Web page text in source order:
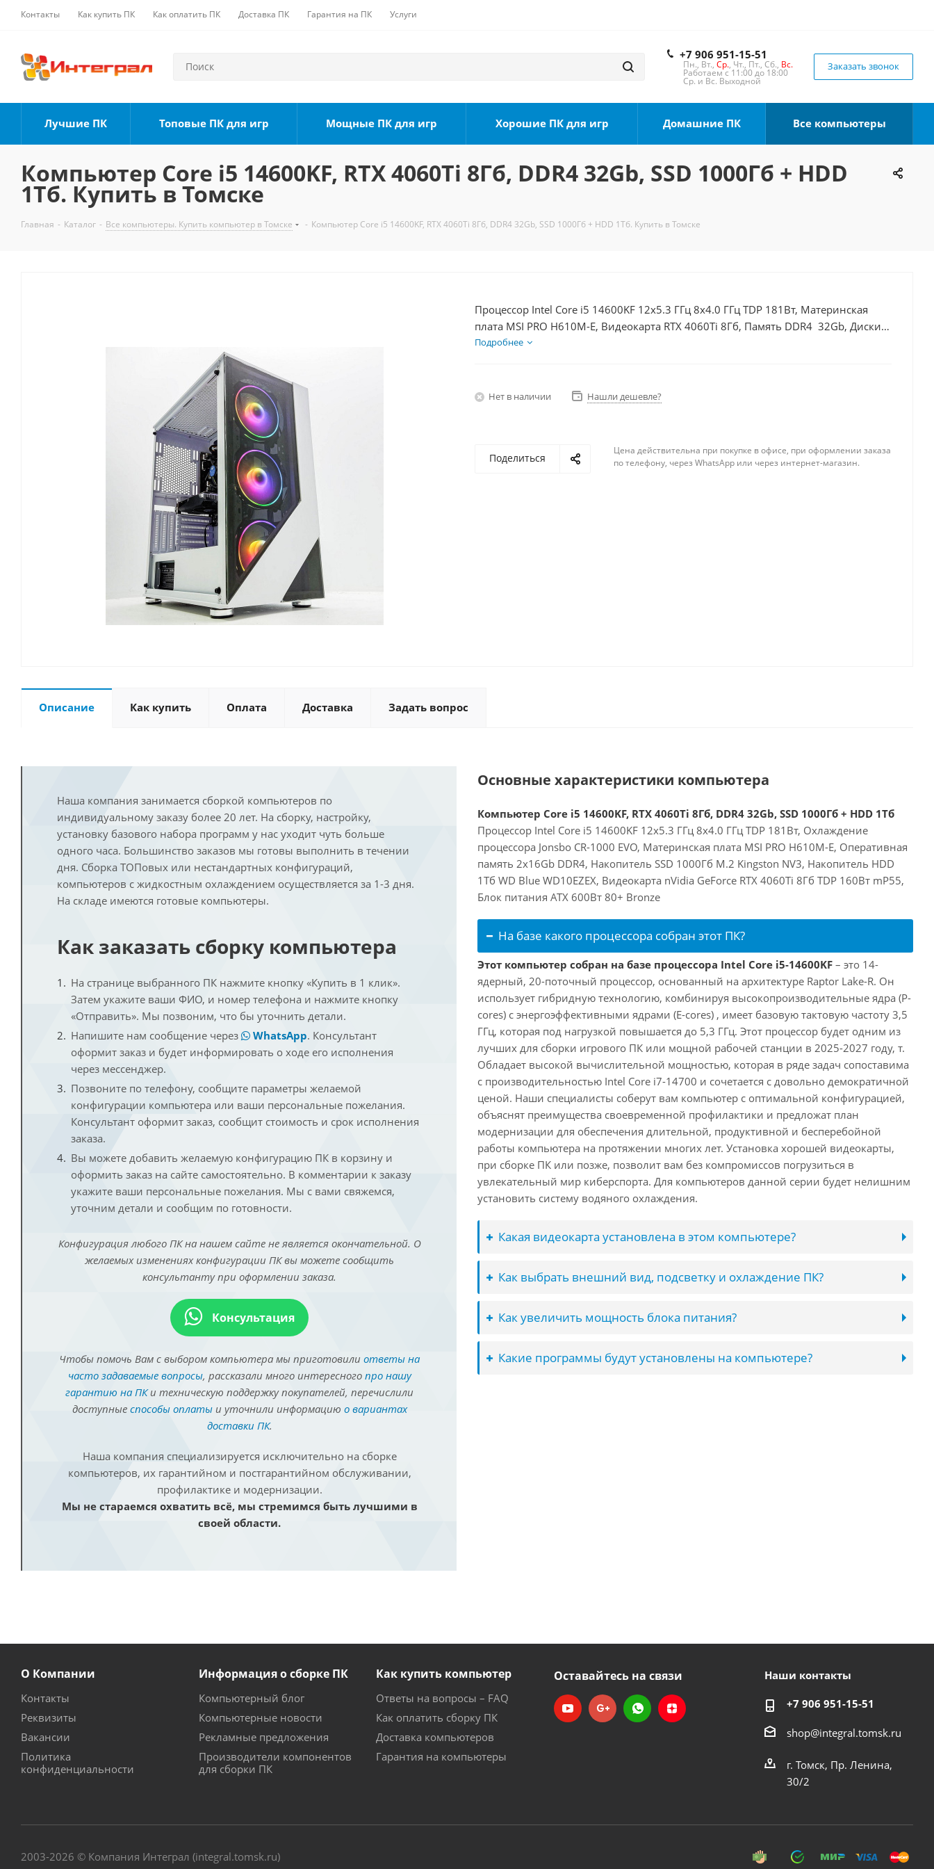
Контакты Как купить ПК Как оплатить ПК Доставка ПК Гарантия на ПК Услуги
+7 906 951-15-51
Пн., Вт., Ср., Чт., Пт., Сб., Вс.
Работаем с 11:00 до 18:00
Ср. и Вс. Выходной
Заказать звонок
Лучшие ПК Топовые ПК для игр Мощные ПК для игр Хорошие ПК для игр Домашние ПК Все компьютеры
Компьютер Core i5 14600KF, RTX 4060Ti 8Гб, DDR4 32Gb, SSD 1000Гб + HDD
1Тб. Купить в Томске
Главная - Каталог - Все компьютеры. Купить компьютер в Томске - Компьютер Core i5 14600KF, RTX 4060Ti 8Гб, DDR4 32Gb, SSD 1000Гб + HDD 1Тб. Купить в Томске
Процессор Intel Core i5 14600KF 12x5.3 ГГц 8x4.0 ГГц TDP 181Вт, Материнская
плата MSI PRO H610M-E, Видеокарта RTX 4060Ti 8Гб, Память DDR4 32Gb, Диски
SSD 1000Гб + HDD 1Тб, БП 600Вт
Подробнее
Нет в наличии Нашли дешевле?
Поделиться
Цена действительна при покупке в офисе, при оформлении заказа
по телефону, через WhatsApp или через интернет-магазин.
Описание Как купить Оплата Доставка Задать вопрос
Наша компания занимается сборкой компьютеров по
индивидуальному заказу более 20 лет. На сборку, настройку,
установку базового набора программ у нас уходит чуть больше
одного часа. Большинство заказов мы готовы выполнить в течении
дня. Сборка ТОПовых или нестандартных конфигураций,
компьютеров с жидкостным охлаждением осуществляется за 1-3 дня.
На складе имеются готовые компьютеры.
Как заказать сборку компьютера
На странице выбранного ПК нажмите кнопку «Купить в 1 клик».
Затем укажите ваши ФИО, и номер телефона и нажмите кнопку
«Отправить». Мы позвоним, что бы уточнить детали.
Напишите нам сообщение через
WhatsApp. Консультант
оформит заказ и будет информировать о ходе его исполнения
через мессенджер.
Позвоните по телефону, сообщите параметры желаемой
конфигурации компьютера или ваши персональные пожелания.
Консультант оформит заказ, сообщит стоимость и срок исполнения
заказа.
Вы можете добавить желаемую конфигурацию ПК в корзину и
оформить заказ на сайте самостоятельно. В комментарии к заказу
укажите ваши персональные пожелания. Мы с вами свяжемся,
уточним детали и сообщим по готовности.
Конфигурация любого ПК на нашем сайте не является окончательной. О
желаемых изменениях конфигурации ПК вы можете сообщить
консультанту при оформлении заказа.
Консультация
Чтобы помочь Вам с выбором компьютера мы приготовили ответы на
часто задаваемые вопросы, рассказали много интересного про нашу
гарантию на ПКи техническую поддержку покупателей, перечислили
доступные способы оплатыи уточнили информацию о вариантах
доставки ПК.
Наша компания специализируется исключительно на сборке
компьютеров, их гарантийном и постгарантийном обслуживании,
профилактике и модернизации.
Мы не стараемся охватить всё, мы стремимся быть лучшими в
своей области.
Основные характеристики компьютера
Компьютер Core i5 14600KF, RTX 4060Ti 8Гб, DDR4 32Gb, SSD 1000Гб + HDD 1Тб
Процессор Intel Core i5 14600KF 12x5.3 ГГц 8x4.0 ГГц TDP 181Вт, Охлаждение
процессора Jonsbo CR-1000 EVO, Материнская плата MSI PRO H610M-E, Оперативная
память 2x16Gb DDR4, Накопитель SSD 1000Гб M.2 Kingston NV3, Накопитель HDD
1Тб WD Blue WD10EZEX, Видеокарта nVidia GeForce RTX 4060Ti 8Гб TDP 160Вт mP55,
Блок питания ATX 600Вт 80+ Bronze
На базе какого процессора собран этот ПК?
Этот компьютер собран на базе процессора Intel Core i5-14600KF – это 14-
ядерный, 20-поточный процессор, основанный на архитектуре Raptor Lake-R. Он
использует гибридную технологию, комбинируя высокопроизводительные ядра (P-
cores) с энергоэффективными ядрами (E-cores) , имеет базовую тактовую частоту 3,5
ГГц, которая под нагрузкой повышается до 5,3 ГГц. Этот процессор будет одним из
лучших для сборки игрового ПК или мощной рабочей станции в 2025-2027 году, т.
Обладает высокой вычислительной мощностью, которая в ряде задач сопоставима
с производительностью Intel Core i7-14700 и сочетается с довольно демократичной
ценой. Наши специалисты соберут вам компьютер с оптимальной конфигурацией,
объяснят преимущества своевременной профилактики и предложат план
модернизации для обеспечения длительной, продуктивной и бесперебойной
работы компьютера на протяжении многих лет. Установка хорошей видеокарты,
при сборке ПК или позже, позволит вам без компромиссов погрузиться в
увлекательный мир киберспорта. Для компьютеров данной серии будет нелишним
установить систему водяного охлаждения.
Какая видеокарта установлена в этом компьютере?
Как выбрать внешний вид, подсветку и охлаждение ПК?
Как увеличить мощность блока питания?
Какие программы будут установлены на компьютере?
О Компании
Контакты
Реквизиты
Вакансии
Политика
конфиденциальности
Информация о сборке ПК
Компьютерный блог
Компьютерные новости
Рекламные предложения
Производители компонентов
для сборки ПК
Как купить компьютер
Ответы на вопросы – FAQ
Как оплатить сборку ПК
Доставка компьютеров
Гарантия на компьютеры
Оставайтесь на связи Наши контакты
+7 906 951-15-51
shop@integral.tomsk.ru
г. Томск, Пр. Ленина,
30/2
2003-2026 © Компания Интеграл (integral.tomsk.ru)